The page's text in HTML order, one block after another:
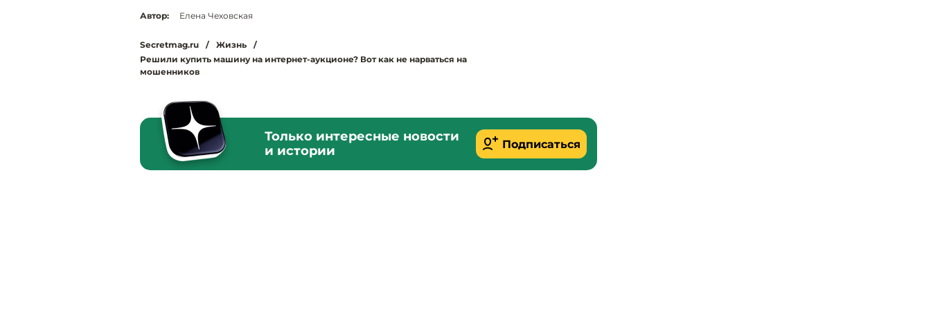
Автор: Елена Чеховская
Secretmag.ru / Жизнь
/
Решили купить машину на интернет-аукционе? Вот как не нарваться на
мошенников
Только интересные новости
и истории
Подписаться